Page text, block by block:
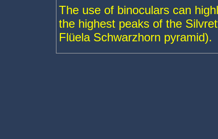
The use of binoculars can
the highest peaks of the
Flüela Schwarzhorn pyramid).